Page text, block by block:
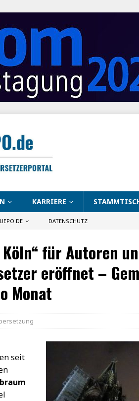
KARRIERE
DATENSCHUTZ
für Autoren
eröffnet –
Monat
seit